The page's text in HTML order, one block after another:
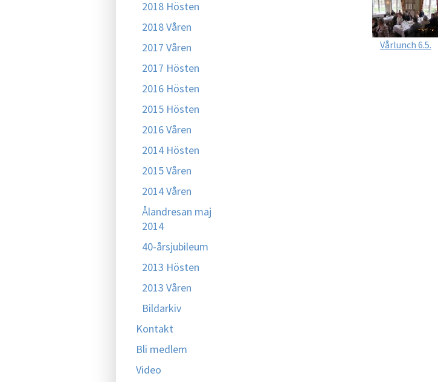
2018 Hösten
2018 Våren
2017 Våren
2017 Hösten
2016 Hösten
2015 Hösten
2016 Våren
2014 Hösten
2015 Våren
2014 Våren
Ålandresan maj
2014
40-årsjubileum
2013 Hösten
2013 Våren
Bildarkiv
Kontakt
Bli medlem
Video
Vårlunch 6.5.